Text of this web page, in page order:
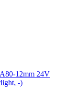
12mm 24V
-)